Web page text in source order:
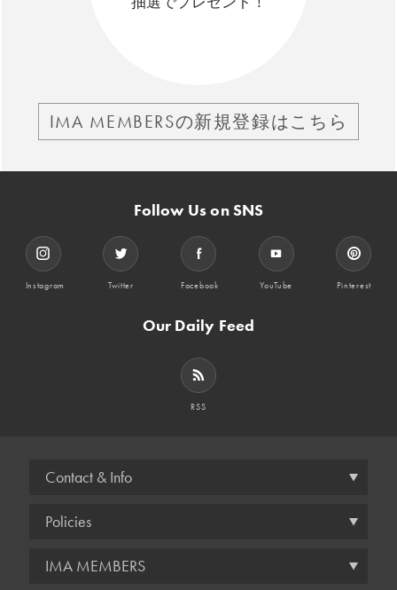
IMA MEMBERSの新規登録はこちら
Follow Us on SNS
Instagram Twitter Facebook YouTube Pinterest
Our Daily Feed
RSS
Contact & Info
Policies
IMA MEMBERS